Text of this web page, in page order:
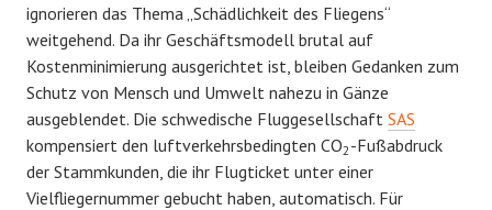
ignorieren das Thema „Schädlichkeit des Fliegens“
weitgehend. Da ihr Geschäftsmodell brutal auf
Kostenminimierung ausgerichtet ist, bleiben Gedanken zum
Schutz von Mensch und Umwelt nahezu in Gänze
ausgeblendet. Die schwedische Fluggesellschaft SAS
kompensiert den luftverkehrsbedingten CO2 -Fußabdruck
der Stammkunden, die ihr Flugticket unter einer
Vielfliegernummer gebucht haben, automatisch. Für